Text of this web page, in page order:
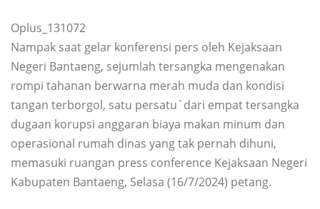
Oplus_131072
Nampak saat gelar konferensi pers oleh Kejaksaan
Negeri Bantaeng, sejumlah tersangka mengenakan
rompi tahanan berwarna merah muda dan kondisi
tangan terborgol, satu persatu`dari empat tersangka
dugaan korupsi anggaran biaya makan minum dan
operasional rumah dinas yang tak pernah dihuni,
memasuki ruangan press conference Kejaksaan Negeri
Kabupaten Bantaeng, Selasa (16/7/2024) petang.